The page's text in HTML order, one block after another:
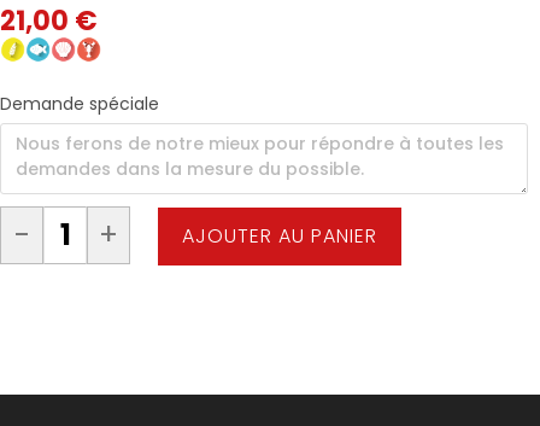
21,00 €
Demande spéciale
- + AJOUTER AU PANIER